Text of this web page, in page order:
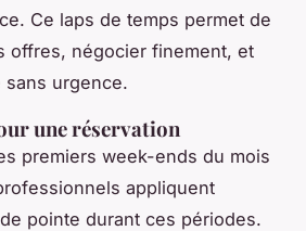
Ce laps de temps permet de
offres, négocier finement, et
urgence.
une réservation
premiers week-ends du mois
appliquent
pointe durant ces périodes.